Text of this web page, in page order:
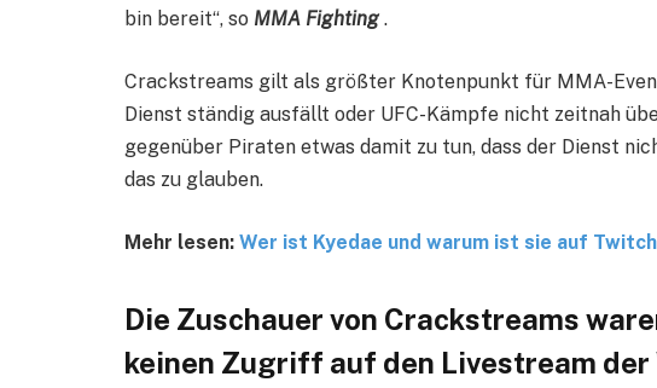
bin bereit“, so MMA Fighting.
Crackstreams gilt als größter Knotenpunkt für MMA-
Dienst ständig ausfällt oder UFC-Kämpfe nicht zeitnah
gegenüber Piraten etwas damit zu tun, dass der Dienst
das zu glauben.
Mehr lesen: Wer ist Kyedae und warum ist sie auf
Die Zuschauer von Crackstreams
keinen Zugriff auf den Livestream